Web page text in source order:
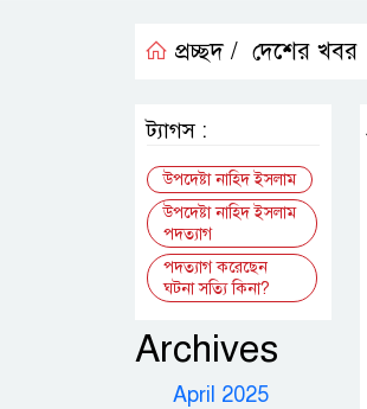
প্রচ্ছদ / দেশের খবর
ট্যাগস :
উপদেষ্টা নাহিদ ইসলাম
উপদেষ্টা নাহিদ ইসলাম
পদত্যাগ
পদত্যাগ করেছেন
ঘটনা সত্যি কিনা?
Archives
April 2025